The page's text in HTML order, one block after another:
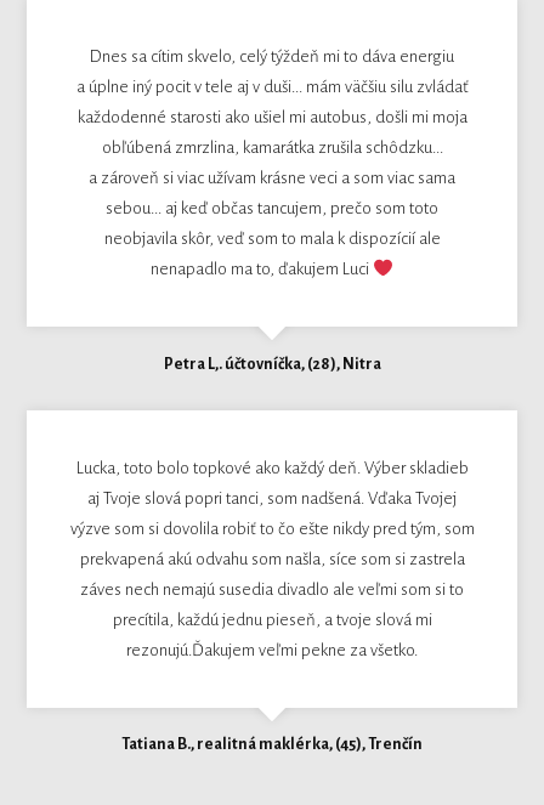
Dnes sa cítim skvelo, celý týždeň mi to dáva energiu
a úplne iný pocit v tele aj v duši... mám väčšiu silu zvládať
každodenné starosti ako ušiel mi autobus, došli mi moja
obľúbená zmrzlina, kamarátka zrušila schôdzku...
a zároveň si viac užívam krásne veci a som viac sama
sebou... aj keď občas tancujem, prečo som toto
neobjavila skôr, veď som to mala k dispozícií ale
nenapadlo ma to, ďakujem Luci
Petra L,. účtovníčka, (28), Nitra
Lucka, toto bolo topkové ako každý deň. Výber skladieb
aj Tvoje slová popri tanci, som nadšená. Vďaka Tvojej
výzve som si dovolila robiť to čo ešte nikdy pred tým, som
prekvapená akú odvahu som našla, síce som si zastrela
záves nech nemajú susedia divadlo ale veľmi som si to
precítila, každú jednu pieseň, a tvoje slová mi
rezonujú.Ďakujem veľmi pekne za všetko.
Tatiana B., realitná maklérka, (45), Trenčín